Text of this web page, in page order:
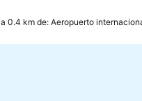
a 0.4 km de: Aeropuerto